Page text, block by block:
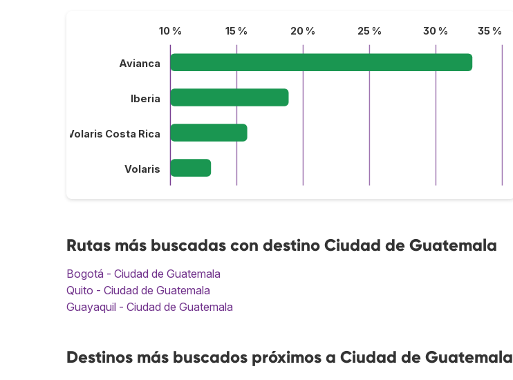
10 % 15 % 20 % 25 % 30 % 35 %
Avianca
Iberia
Volaris Costa Rica
Volaris
Rutas más buscadas con destino Ciudad de Guatemala
Bogotá - Ciudad de Guatemala
Quito - Ciudad de Guatemala
Guayaquil - Ciudad de Guatemala
Destinos más buscados próximos a Ciudad de Guatemala